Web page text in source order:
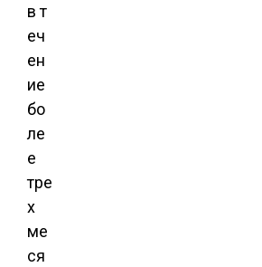
в т
еч
ен
ие
бо
ле
е
тре
х
ме
ся